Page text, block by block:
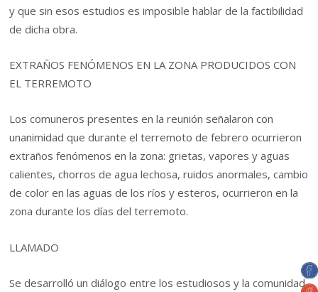
y que sin esos estudios es imposible hablar de la factibilidad
de dicha obra.
EXTRAÑOS FENÓMENOS EN LA ZONA PRODUCIDOS CON
EL TERREMOTO
Los comuneros presentes en la reunión señalaron con
unanimidad que durante el terremoto de febrero ocurrieron
extraños fenómenos en la zona: grietas, vapores y aguas
calientes, chorros de agua lechosa, ruidos anormales, cambio
de color en las aguas de los ríos y esteros, ocurrieron en la
zona durante los días del terremoto.
LLAMADO
Se desarrolló un diálogo entre los estudiosos y la comunidad,